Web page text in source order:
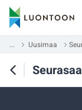
... Uusimaa